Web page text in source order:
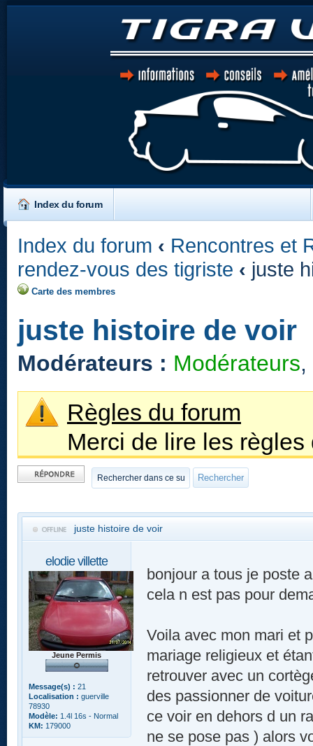
Index du forum
Index du forum ‹ Rencontres et
rendez-vous des tigriste ‹ juste
Carte des membres
juste histoire de voir
Modérateurs : Modérateurs,
Règles du forum
Merci de lire les règles
Publier une
réponse
juste histoire de voir
elodie villette
Jeune Permis
Message(s) : 21
Localisation : guerville
78930
Modèle: 1.4l 16s - Normal
KM: 179000
bonjour a tous je poste
cela n est pas pour
Voila avec mon mari et
mariage religieux et
retrouver avec un
des passionner de
ce voir en dehors d un
ne se pose pas ) alors